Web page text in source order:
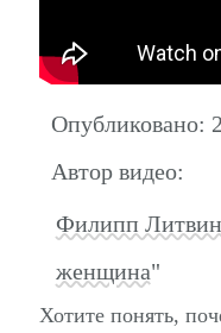
Опубликовано:
Автор видео:
Филипп
женщина"
Хотите понять,